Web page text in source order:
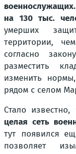
на 130 тыс.
умерших
территории,
согласно
разместить
изменить
рядом с селом
Стало известно,
целая сеть
тут появился
позволяет